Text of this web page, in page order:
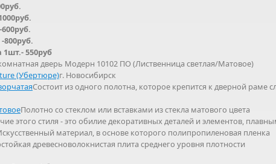
550руб
дверь Модерн 10102 ПО (Лиственница светлая/Матовое)
(Убертюре)г. Новосибирск
Состоит из одного полотна, которое крепится к дверной раме
Полотно со стеклом или вставками из стекла матового цвета
этого стиля - это обилие декоративных деталей и элементов,
материал, в основе которого полипропиленовая пленка
древесноволокнистая плита среднего уровня плотности